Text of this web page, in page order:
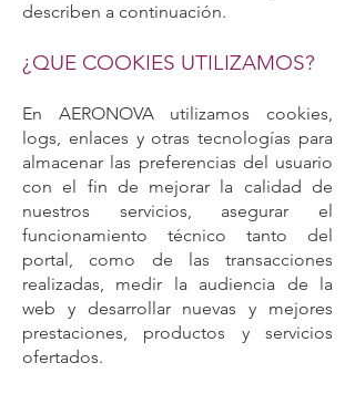
describen a continuación.
¿QUE COOKIES UTILIZAMOS?
En AERONOVA utilizamos cookies,
logs, enlaces y otras tecnologías para
almacenar las preferencias del usuario
con el fin de mejorar la calidad de
nuestros servicios, asegurar el
funcionamiento técnico tanto del
portal, como de las transacciones
realizadas, medir la audiencia de la
web y desarrollar nuevas y mejores
prestaciones, productos y servicios
ofertados.